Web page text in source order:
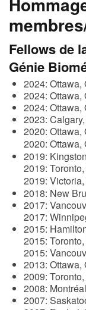
Fellows de
Génie
2024: Ottawa,
2024: Ottawa,
2024: Ottawa,
2023:
2020: Ottawa,
2020: Ottawa,
2019:
2019:
2019:
2018: New
2017:
2017:
2015:
2015:
2015:
2013: Ottawa,
2009:
2008:
2007: